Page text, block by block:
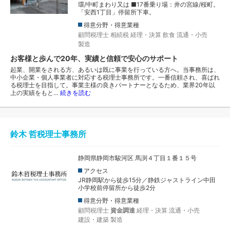
環/中町まわり又は ■17番乗り場：井の宮線/桜町。
「安西1丁目」停留所下車。
得意分野・得意業種
顧問税理士 相続税 経理・決算 飲食 流通・小売
製造
お客様と歩んで20年、実績と信頼で安心のサポート
起業、開業をされる方、あるいは既に事業を行っている方へ。当事務所は、
中小企業・個人事業者に対応する税理士事務所です。一番信頼され、喜ばれ
る税理士を目指して。事業主様の良きパートナーとなるため、業界20年以
上の実績をもと… 続きを読む
鈴木 哲税理士事務所
静岡県静岡市駿河区 馬渕４丁目１番１５号
アクセス
JR静岡駅から徒歩15分／静鉄ジャストライン中田
小学校前停留所から徒歩2分
得意分野・得意業種
顧問税理士 資金調達 経理・決算 流通・小売
建設・建築 製造